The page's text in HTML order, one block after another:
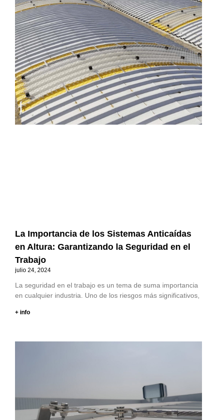
La Importancia de los Sistemas Anticaídas
en Altura: Garantizando la Seguridad en el
Trabajo
julio 24, 2024
La seguridad en el trabajo es un tema de suma importancia
en cualquier industria. Uno de los riesgos más significativos,
+ info